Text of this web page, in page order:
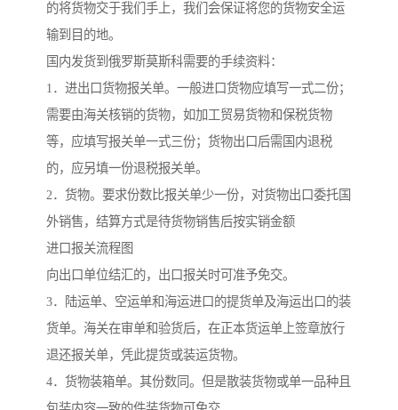
的将货物交于我们手上，我们会保证将您的货物安全运
输到目的地。
国内发货到俄罗斯莫斯科需要的手续资料：
1．进出口货物报关单。一般进口货物应填写一式二份；
需要由海关核销的货物，如加工贸易货物和保税货物
等，应填写报关单一式三份；货物出口后需国内退税
的，应另填一份退税报关单。
2．货物。要求份数比报关单少一份，对货物出口委托国
外销售，结算方式是待货物销售后按实销金额
进口报关流程图
向出口单位结汇的，出口报关时可准予免交。
3．陆运单、空运单和海运进口的提货单及海运出口的装
货单。海关在审单和验货后，在正本货运单上签章放行
退还报关单，凭此提货或装运货物。
4．货物装箱单。其份数同。但是散装货物或单一品种且